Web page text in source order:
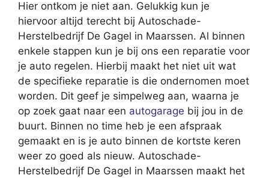
Hier ontkom je niet aan. Gelukkig kun je
hiervoor altijd terecht bij Autoschade-
Herstelbedrijf De Gagel in Maarssen. Al binnen
enkele stappen kun je bij ons een reparatie voor
je auto regelen. Hierbij maakt het niet uit wat
de specifieke reparatie is die ondernomen moet
worden. Dit geef je simpelweg aan, waarna je
op zoek gaat naar een autogarage bij jou in de
buurt. Binnen no time heb je een afspraak
gemaakt en is je auto binnen de kortste keren
weer zo goed als nieuw. Autoschade-
Herstelbedrijf De Gagel in Maarssen maakt het